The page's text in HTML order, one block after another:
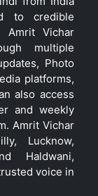
to credible
Amrit Vichar
multiple
Photo
platforms,
also access
and weekly
Amrit Vichar
Lucknow,
Haldwani,
voice in